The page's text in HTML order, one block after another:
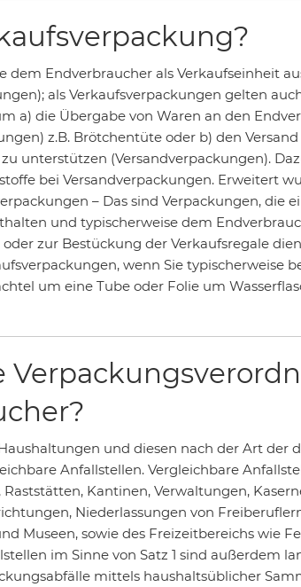
dem Endverbraucher als Verkaufseinheit
als Verkaufsverpackungen gelten
a) die Übergabe von Waren an den
z.B. Brötchentüte oder b) den
unterstützen (Versandverpackungen).
bei Versandverpackungen. Erweitert
– Das sind Verpackungen, die
und typischerweise dem
zur Bestückung der Verkaufsregale
wenn Sie typischerweise
um eine Tube oder Folie um
und diesen nach der Art der
Anfallstellen. Vergleichbare
Kantinen, Verwaltungen,
Niederlassungen von
Museen, sowie des Freizeitbereichs wie
im Sinne von Satz 1 sind außerdem
mittels haushaltsüblicher